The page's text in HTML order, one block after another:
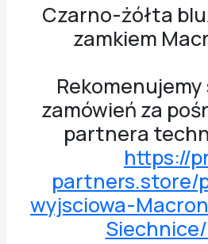
Czarno-żółta
zamkiem
Rekomenujemy
zamówień za
partnera
https://
partners.store/
wyjsciowa-